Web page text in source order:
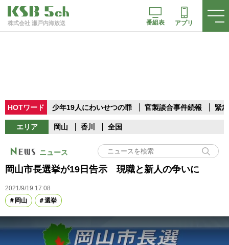
株式会社 瀬戸内海放送 番組表 アプリ
HOTワード 少年19人にわいせつの罪 官製談合事件続報 緊
エリア 岡山 香川 全国
ニュース
岡山市長選挙が19日告示 現職と新人の争いに
2021/9/19 17:08
岡山
選挙